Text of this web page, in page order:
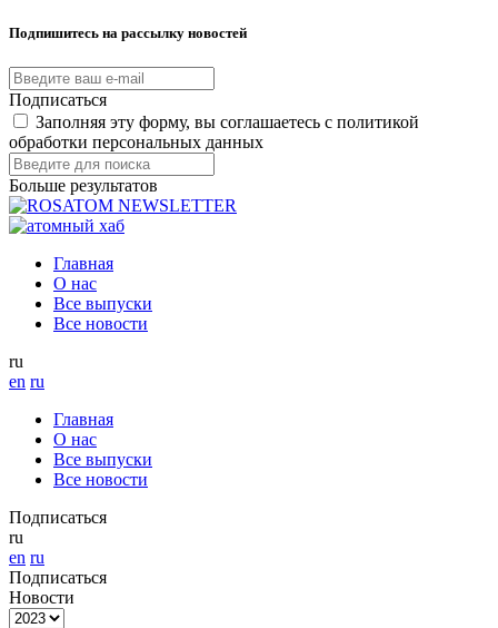
Подпишитесь на рассылку новостей
Подписаться
Заполняя эту форму, вы соглашаетесь с политикой
обработки персональных данных
Больше результатов
Главная
О нас
Все выпуски
Все новости
ru
en ru
Главная
О нас
Все выпуски
Все новости
Подписаться
ru
en ru
Подписаться
Новости